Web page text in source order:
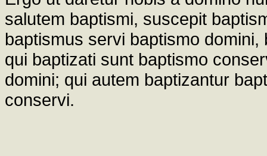
salutem baptismi, suscepit
baptismus servi baptismo
qui baptizati sunt baptismo
domini; qui autem baptizantur
conservi.